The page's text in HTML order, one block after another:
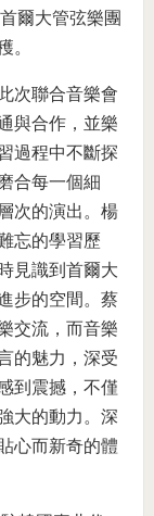
爾大管弦樂團
。
次聯合音樂會
與合作，並樂
過程中不斷探
合每一個細
次的演出。楊
忘的學習歷
見識到首爾大
步的空間。蔡
交流，而音樂
的魅力，深受
到震撼，不僅
大的動力。深
心而新奇的體